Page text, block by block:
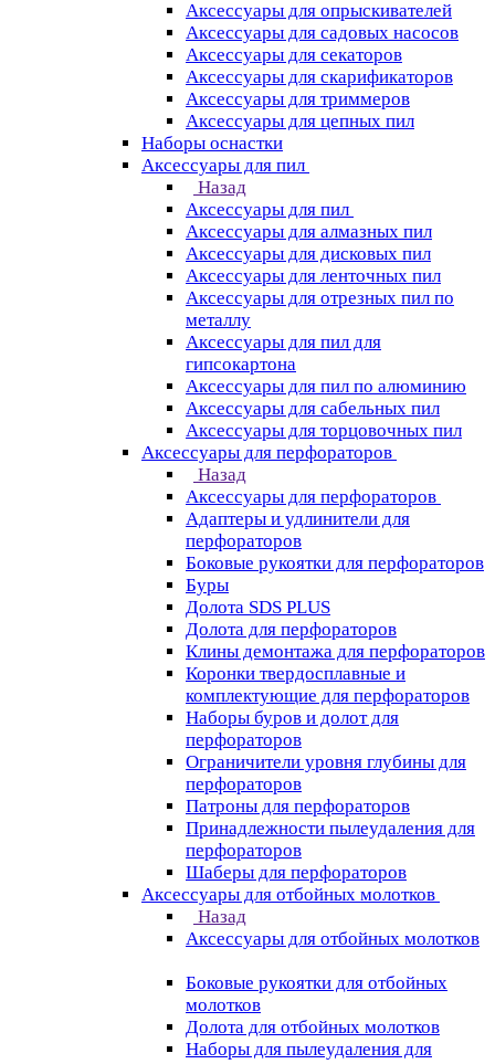
Аксессуары для опрыскивателей
Аксессуары для садовых насосов
Аксессуары для секаторов
Аксессуары для скарификаторов
Аксессуары для триммеров
Аксессуары для цепных пил
Наборы оснастки
Аксессуары для пил
Назад
Аксессуары для пил
Аксессуары для алмазных пил
Аксессуары для дисковых пил
Аксессуары для ленточных пил
Аксессуары для отрезных пил по
металлу
Аксессуары для пил для
гипсокартона
Аксессуары для пил по алюминию
Аксессуары для сабельных пил
Аксессуары для торцовочных пил
Аксессуары для перфораторов
Назад
Аксессуары для перфораторов
Адаптеры и удлинители для
перфораторов
Боковые рукоятки для перфораторов
Буры
Долота SDS PLUS
Долота для перфораторов
Клины демонтажа для перфораторов
Коронки твердосплавные и
комплектующие для перфораторов
Наборы буров и долот для
перфораторов
Ограничители уровня глубины для
перфораторов
Патроны для перфораторов
Принадлежности пылеудаления для
перфораторов
Шаберы для перфораторов
Аксессуары для отбойных молотков
Назад
Аксессуары для отбойных молотков
Боковые рукоятки для отбойных
молотков
Долота для отбойных молотков
Наборы для пылеудаления для